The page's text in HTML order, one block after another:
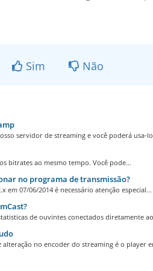
Sim Não
servidor de streaming e você poderá usa-
bitrates ao mesmo tempo. Você pode...
no programa de transmissão?
em 07/06/2014 é necessário atenção especial...
de ouvintes conectados diretamente
no encoder do streaming é o player